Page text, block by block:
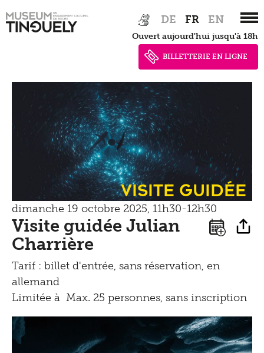
Hauptnavigation
to
DE FR EN
Ouvert aujourd'hui jusqu'à 18h
BILLETTERIE EN LIGNE
Tinguely Studies
Voir
Kultur Inklusiv
Entendre
Presse
Shop
Visite guidée
dimanche 19 octobre 2025, 11h30-12h30
Visite guidée Julian
Charrière
Tarif : billet d'entrée, sans réservation, en
allemand
Limitée à Max. 25 personnes, sans inscription